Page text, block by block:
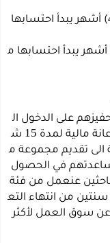
) أشهر يبدأ احتسابها
أشهر يبدأ احتسابها م
على الدخول ال
مالية لمدة
ش
الى تقديم مجموعة م
في الحصول
عنعمل من فئة
سنتين من انتهاء التع
عن سوق العمل لأكثر